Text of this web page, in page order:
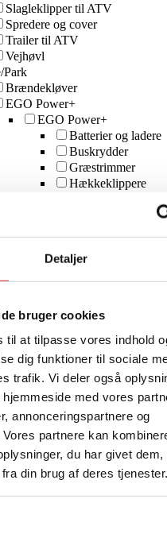
Detaljer
bruger cookies
til at tilpasse vores indhold
dig funktioner til sociale
trafik. Vi deler også
med vores
annonceringspartnere og
partnere kan
du har givet dem,
din brug af deres tjenester.
Slagleklipper til ATV
Spredere og cover
Trailer til ATV
Vejhøvl
Park
Brændekløver
EGO Power+
EGO Power+
Batterier og ladere
Buskrydder
Græstrimmer
Hækkeklippere
Sneslynge
Tilbehør
Fræser
Havefræser
Stubfræser
Gårdspladsrive
Havetraktor
Kultivator
Ramper
Slagleklipper
Snapper
Flishugger